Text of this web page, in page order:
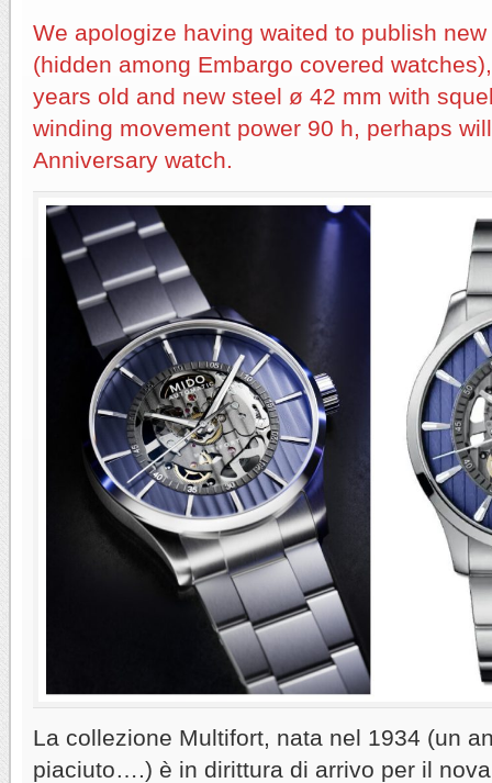
We apologize having waited to publish
(hidden among Embargo covered
years old and new steel ø 42 mm with
winding movement power 90 h, perhaps
Anniversary watch.
La collezione Multifort, nata nel 1934 (un
piaciuto….) è in dirittura di arrivo per il